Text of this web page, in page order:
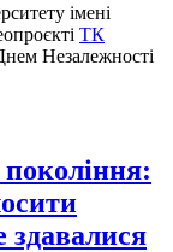
імені
ТК
Незалежності
здавалися